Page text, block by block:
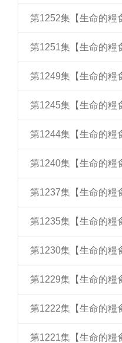
第1252集【生命的糧
第1251集【生命的糧
第1249集【生命的糧
第1245集【生命的糧
第1244集【生命的糧
第1240集【生命的糧
第1237集【生命的糧
第1235集【生命的糧
第1230集【生命的糧
第1229集【生命的糧
第1222集【生命的糧
第1221集【生命的糧